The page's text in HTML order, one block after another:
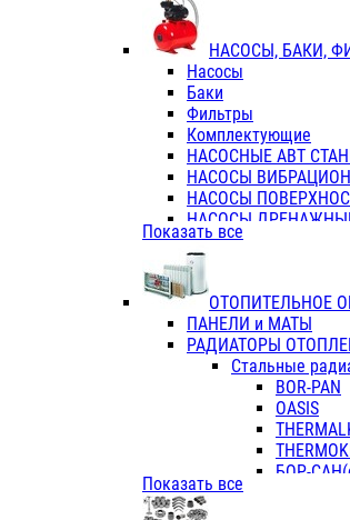
ТРОЙНИКИ
ТРОЙНИКИ С
КОЛЬЦА
ТРУБЫ НАПОРНЫЕ
ТРУБЫ
ТРУБЫ
НАСОСЫ, БАКИ,
Насосы
Баки
Фильтры
Комплектующие
НАСОСНЫЕ АВТ
НАСОСЫ
НАСОСЫ
НАСОСЫ
НАСОСЫ ПОВЫСИТ и
НАСОСЫ
Показать все
ОТОПИТЕЛЬНОЕ
ПАНЕЛИ и МАТЫ
РАДИАТОРЫ
Стальные
BOR-PAN
OASIS
БОР-
Показать все